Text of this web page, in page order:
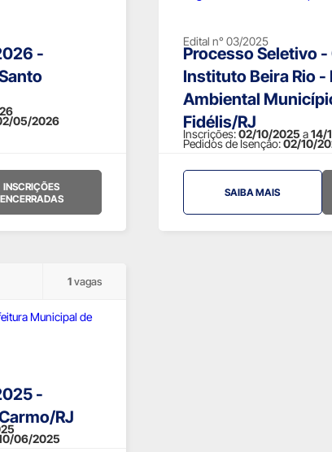
-
05/2026
INSCRIÇÕES
ENCERRADAS
Edital n° 03/2025
Processo Seletivo
Instituto Beira Rio -
Ambiental
Fidélis/RJ
Inscrições:02/10/2025 a14/
Pedidos de Isenção:02/10/
SAIBA MAIS
1vagas
-
RJ
06/2025